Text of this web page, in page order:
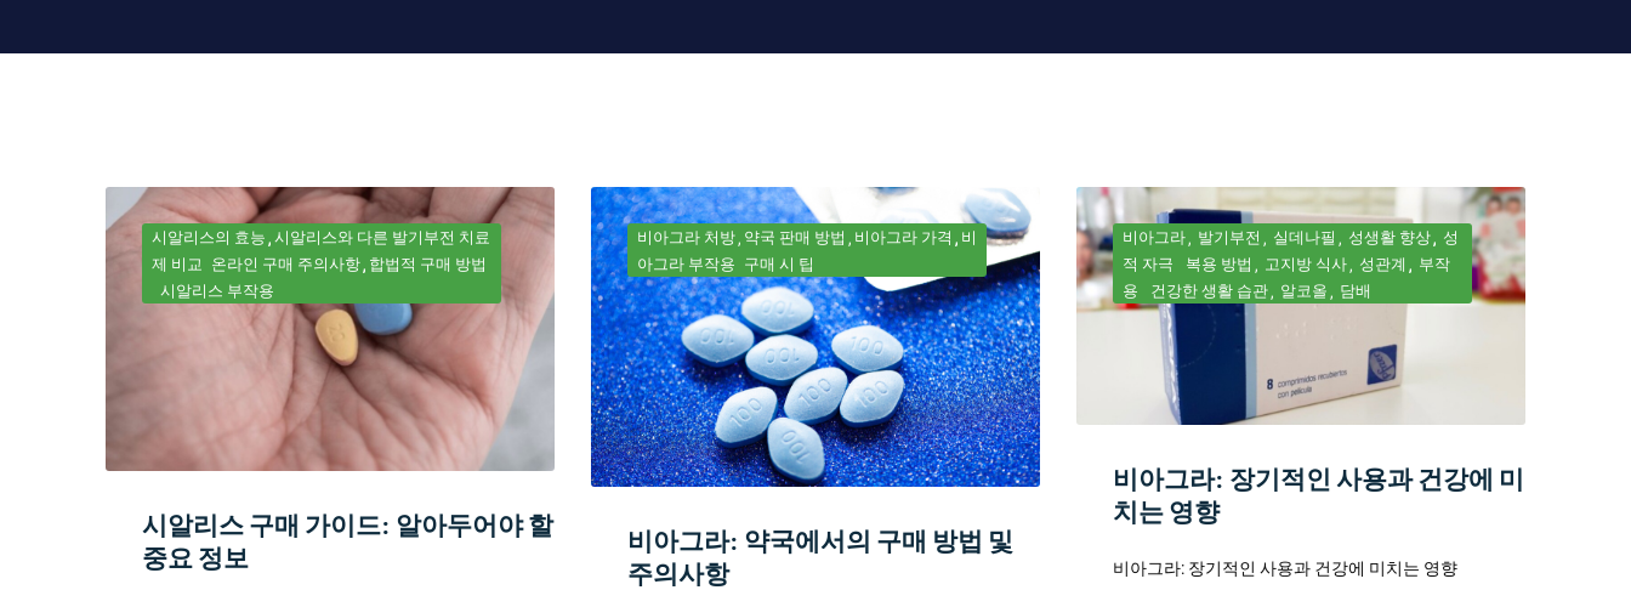
시알리스의 효능 시알리스와 다른 발기부전 치료
제 비교 온라인 구매 주의사항 합법적 구매 방법
시알리스 부작용
시알리스 구매 가이드: 알아두어야 할
중요 정보
비아그라 처방 약국 판매 방법 비아그라 가격
비
아그라 부작용 구매 시 팁
비아그라: 약국에서의 구매 방법 및
주의사항
비아그라 발기부전 실데나필 성생활 향상
성
적 자극
복용 방법 고지방 식사 성관계
부작
용
건강한 생활 습관 알코올 담배
비아그라: 장기적인 사용과 건강에 미
치는 영향
비아그라: 장기적인 사용과 건강에 미치는 영향